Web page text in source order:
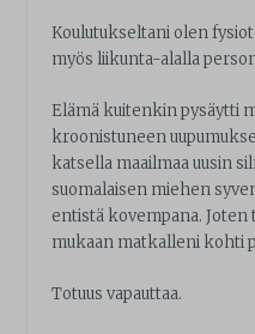
Koulutukseltani olen
myös liikunta-alalla
Elämä kuitenkin pysäytti
kroonistuneen
katsella maailmaa uusin
suomalaisen miehen
entistä kovempana. Joten
mukaan matkalleni kohti
Totuus vapauttaa.